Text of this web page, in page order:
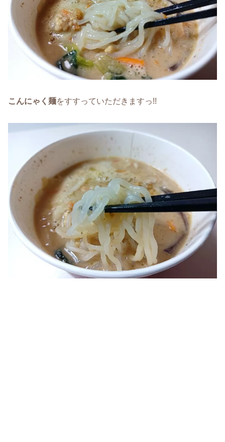
こんにゃく麺をすすっていただきますっ!!